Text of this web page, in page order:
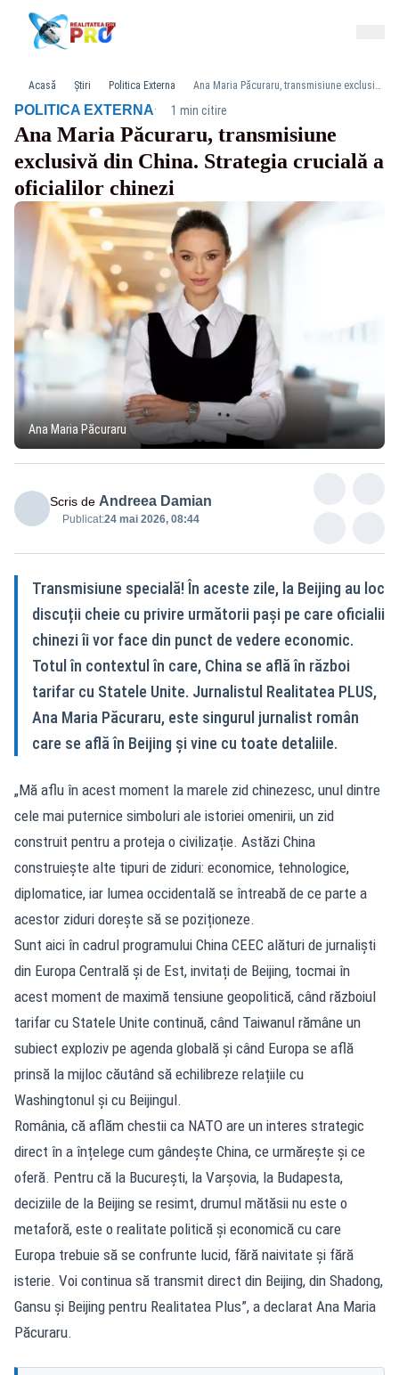
Acasă Știri Politica Externa Ana Maria Păcuraru, transmisiune exclusivă din China. Strategia crucială a oficialilor chinezi
POLITICA EXTERNA· 1 min citire
Ana Maria Păcuraru, transmisiune
exclusivă din China. Strategia crucială a
oficialilor chinezi
Ana Maria Păcuraru
Scris de Andreea Damian
Publicat:24 mai 2026, 08:44
Transmisiune specială! În aceste zile, la Beijing au loc
discuții cheie cu privire următorii pași pe care oficialii
chinezi îi vor face din punct de vedere economic.
Totul în contextul în care, China se află în război
tarifar cu Statele Unite. Jurnalistul Realitatea PLUS,
Ana Maria Păcuraru, este singurul jurnalist român
care se află în Beijing și vine cu toate detaliile.
„Mă aflu în acest moment la marele zid chinezesc, unul dintre
cele mai puternice simboluri ale istoriei omenirii, un zid
construit pentru a proteja o civilizație. Astăzi China
construiește alte tipuri de ziduri: economice, tehnologice,
diplomatice, iar lumea occidentală se întreabă de ce parte a
acestor ziduri dorește să se poziționeze.
Sunt aici în cadrul programului China CEEC alături de jurnaliști
din Europa Centrală și de Est, invitați de Beijing, tocmai în
acest moment de maximă tensiune geopolitică, când războiul
tarifar cu Statele Unite continuă, când Taiwanul rămâne un
subiect exploziv pe agenda globală și când Europa se află
prinsă la mijloc căutând să echilibreze relațiile cu
Washingtonul și cu Beijingul.
România, că aflăm chestii ca NATO are un interes strategic
direct în a înțelege cum gândește China, ce urmărește și ce
oferă. Pentru că la București, la Varșovia, la Budapesta,
deciziile de la Beijing se resimt, drumul mătăsii nu este o
metaforă, este o realitate politică și economică cu care
Europa trebuie să se confrunte lucid, fără naivitate și fără
isterie. Voi continua să transmit direct din Beijing, din Shadong,
Gansu și Beijing pentru Realitatea Plus”, a declarat Ana Maria
Păcuraru.